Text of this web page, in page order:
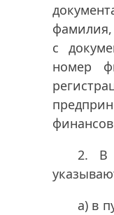
фамилия,
с
номер
2. В
а) в